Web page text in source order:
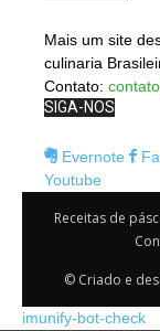
Mais um site
culinaria
Contato:
SIGA-NOS
Evernote
Youtube
Receitas de
© Criado e
imunify-bot-check